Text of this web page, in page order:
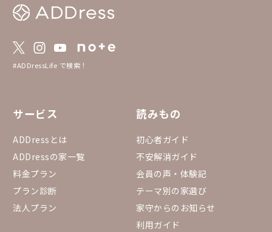
#ADDressLife で検索！
サービス
ADDressとは
ADDressの家一覧
料金プラン
プラン診断
法人プラン
読みもの
初心者ガイド
不安解消ガイド
会員の声・体験記
テーマ別の家選び
家守からのお知らせ
利用ガイド